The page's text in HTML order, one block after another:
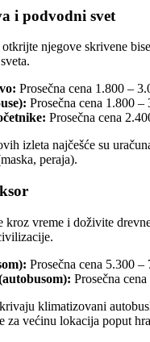
i podvodni svet
njegove skrivene
Prosečna cena 1.800 –
Prosečna cena 1.800
Prosečna cena
izleta najčešće su
peraja).
kroz vreme i doživite
Prosečna cena 5.300
Prosečna
klimatizovani
za većinu lokacija poput